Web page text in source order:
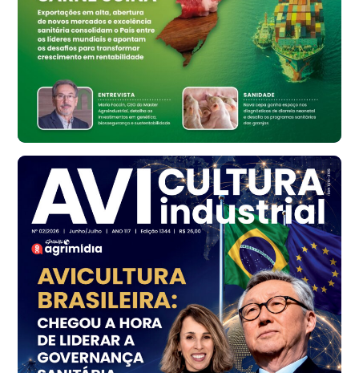
Bastos (SP)
R$ 134,42
cx
Ovo Vermelho - Regional
Bastos (SP)
R$ 148,56
cx
Frango - Indicador
R$ 7,16
kg
Frango - Indicador
R$ 7,18
Trigo Atacado - Regional
PR
R$ 1.414,46